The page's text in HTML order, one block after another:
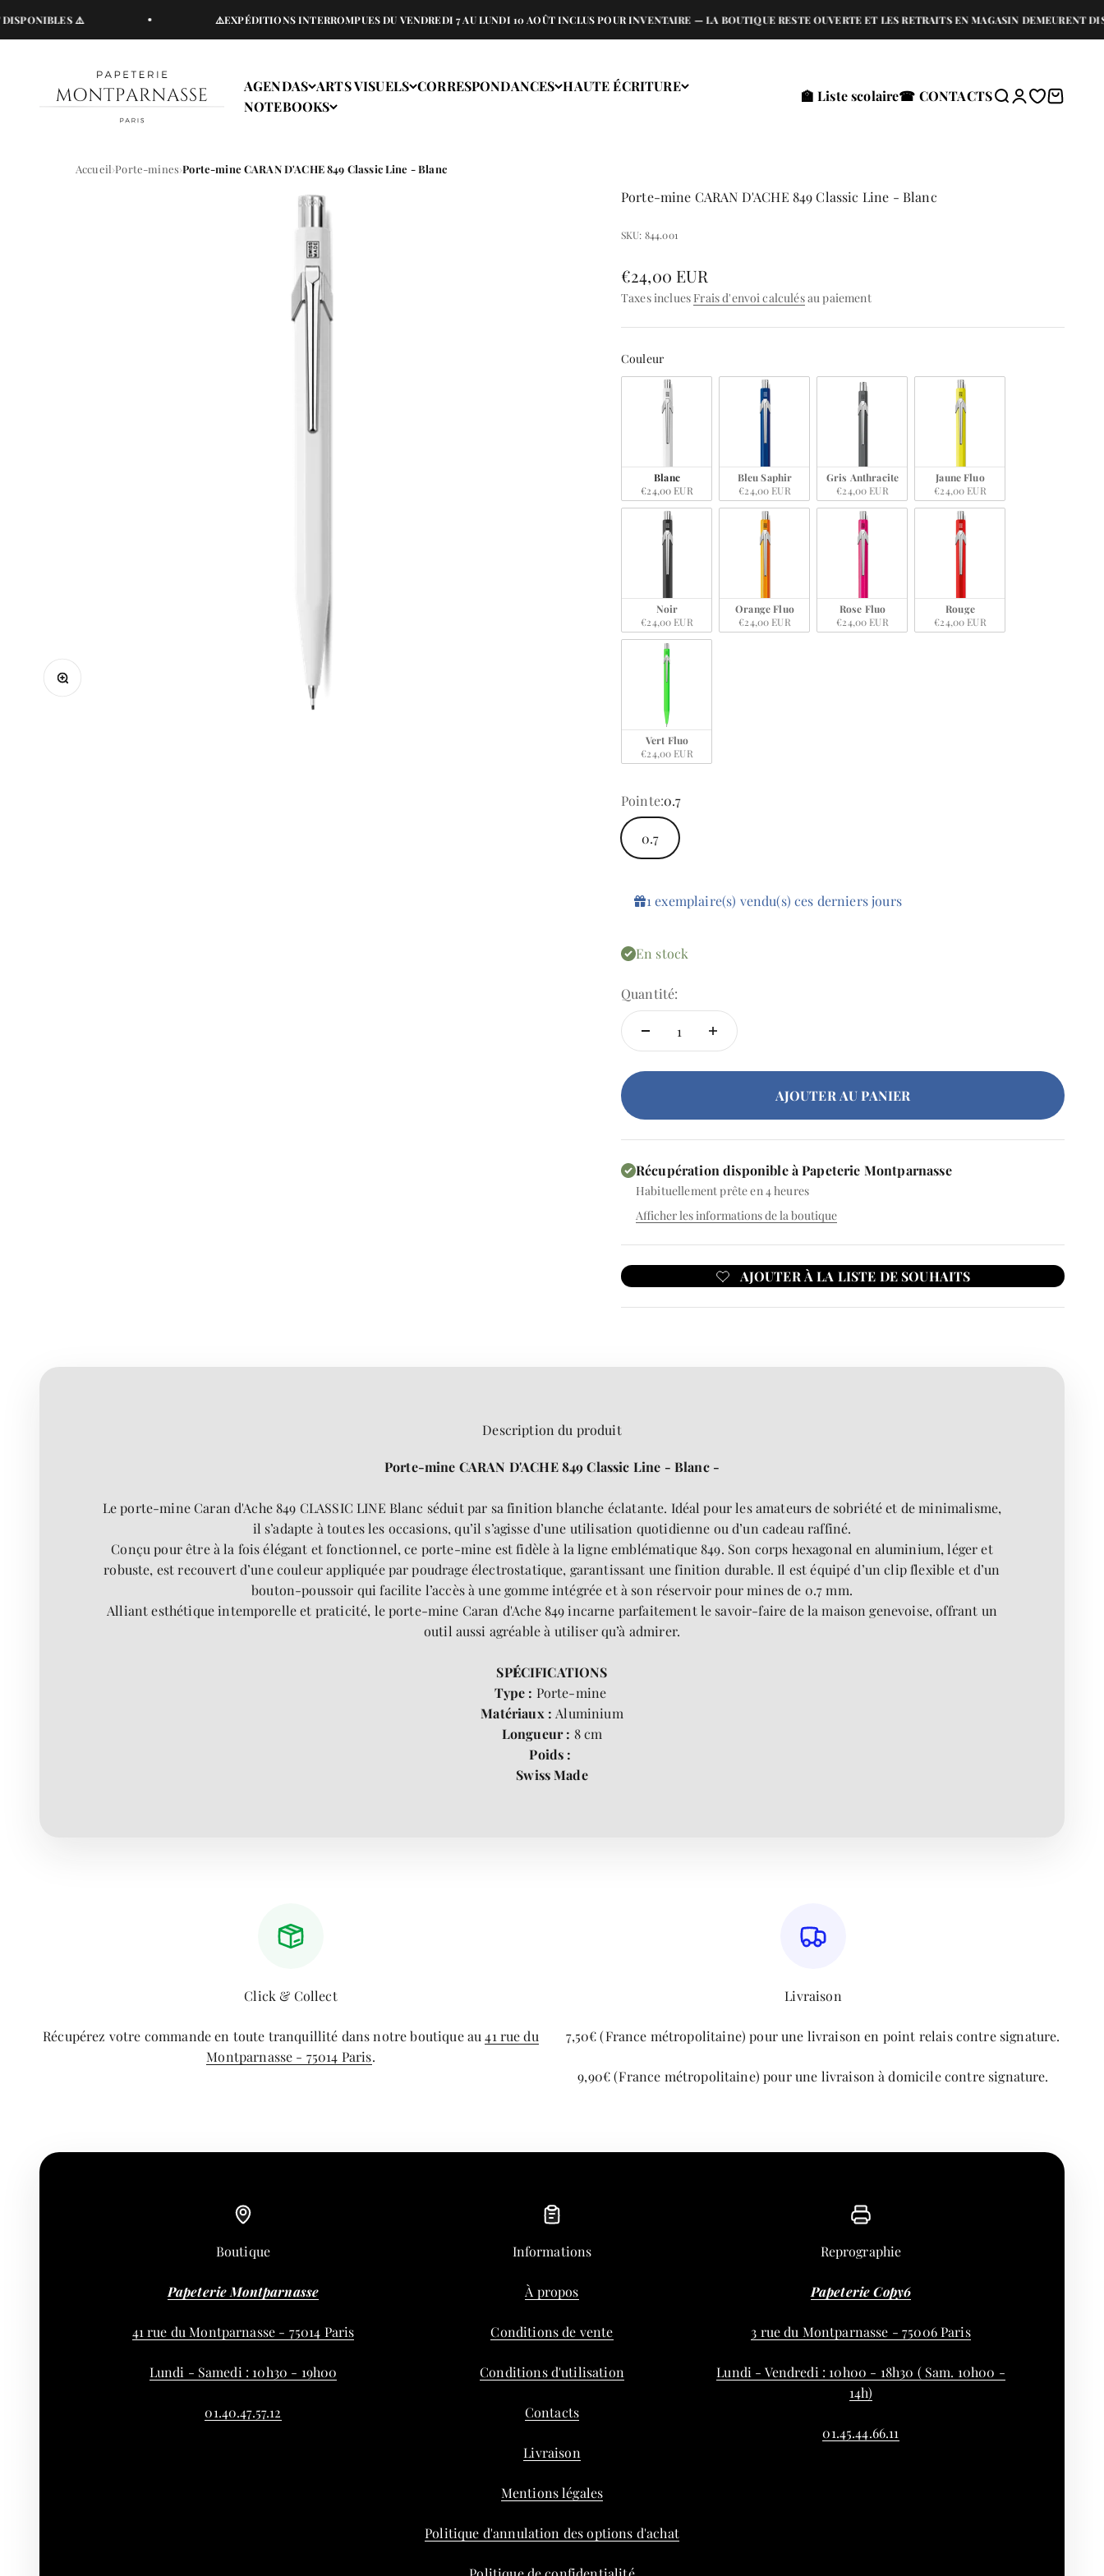
⚠️ ⚠️EXPÉDITIONS INTERROMPUES DU VENDREDI 7 AU LUNDI 10 AOÛT INCLUS POUR INVENTAIRE — LA BOUTIQUE RESTE OUVERTE ET LES RETRAITS EN MAGASIN DEMEURENT
AGENDAS ARTS VISUELS CORRESPONDANCES HAUTE ÉCRITURE
NOTEBOOKS
Papeterie Montparnasse
🏫 Liste scolaire☎ CONTACTSRecherche
Connexion
Translation
Panier
Accueil Porte-mines Porte-mine CARAN D'ACHE 849 Classic Line - Blanc
Zoomer sur l'image
Porte-mine CARAN D'ACHE 849 Classic Line - Blanc
SKU: 844.001
Prix de vente
€24,00 EUR
Taxes inclues Frais d'envoi calculésau paiement
CouleurCouleur
Blanc
€24,00 EUR
Bleu Saphir
€24,00 EUR
Gris Anthracite
€24,00 EUR
Jaune Fluo
€24,00 EUR
Noir
€24,00 EUR
Orange Fluo
€24,00 EUR
Rose Fluo
€24,00 EUR
Rouge
€24,00 EUR
Vert Fluo
€24,00 EUR
Pointe:0.7
0.7
1exemplaire(s) vendu(s) ces derniersjours
En stock
Quantité:
AJOUTER AU PANIER
Récupération disponible à Papeterie Montparnasse
Habituellement prête en 4 heures
Afficher les informations de la boutique
Description du produit
Porte-mine CARAN D'ACHE 849 Classic Line - Blanc -
Le porte-mine Caran d'Ache 849 CLASSIC LINE Blanc séduit par sa finition blanche éclatante. Idéal pour les amateurs de sobriété et de minimalisme,
il s’adapte à toutes les occasions, qu’il s’agisse d’une utilisation quotidienne ou d’un cadeau raffiné.
Conçu pour être à la fois élégant et fonctionnel, ce porte-mine est fidèle à la ligne emblématique 849. Son corps hexagonal en aluminium, léger et
robuste, est recouvert d’une couleur appliquée par poudrage électrostatique, garantissant une finition durable. Il est équipé d’un clip flexible et d’un
bouton-poussoir qui facilite l’accès à une gomme intégrée et à son réservoir pour mines de 0.7 mm.
Alliant esthétique intemporelle et praticité, le porte-mine Caran d'Ache 849 incarne parfaitement le savoir-faire de la maison genevoise, offrant un
outil aussi agréable à utiliser qu’à admirer.
SPÉCIFICATIONS
Type : Porte-mine
Matériaux : Aluminium
Longueur : 8 cm
Poids :
Swiss Made
Click & Collect
Récupérez votre commande en toute tranquillité dans notre boutique au41 rue du
Montparnasse - 75014 Paris.
Livraison
7,50€ (France métropolitaine) pour une livraison en point relais contre signature.
9,90€ (France métropolitaine) pour une livraison à domicile contre signature.
Boutique
Papeterie Montparnasse
41 rue du Montparnasse - 75014 Paris
Lundi - Samedi : 10h30 - 19h00
01.40.47.57.12
Informations
À propos
Conditions de vente
Conditions d'utilisation
Contacts
Livraison
Mentions légales
Politique d'annulation des options d'achat
Reprographie
Papeterie Copy6
3 rue du Montparnasse - 75006 Paris
Lundi - Vendredi : 10h00 - 18h30 ( Sam. 10h00 -
14h)
01.45.44.66.11